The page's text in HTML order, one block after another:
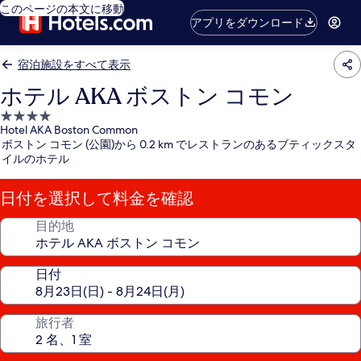
このページの本文に移動
アプリをダウンロード
宿泊施設をすべて表示
ホテル AKA ボストン コモン
4.0
つ
星
宿
泊
施
設
Hotel AKA Boston Common
ボストン コモン (公園)から 0.2 km でレストランのあるブティックスタ
イルのホテル
日付を選択して料金を確認
目的地
日付
旅行者